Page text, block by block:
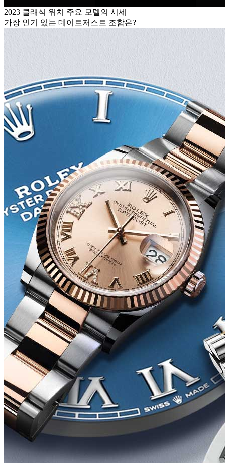
2023 클래식 워치 주요 모델의 시세
가장 인기 있는 데이트저스트 조합은?